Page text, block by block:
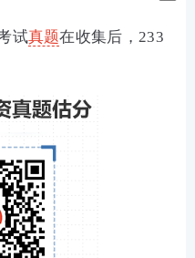
试真题在收集后，233